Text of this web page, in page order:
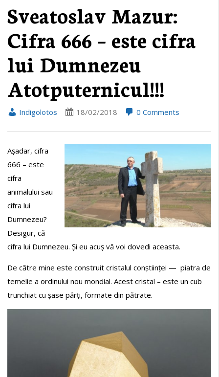
Sveatoslav Mazur:
Cifra 666 – este cifra
lui Dumnezeu
Atotputernicul!!!
Indigolotos 18/02/2018 0 Comments
Așadar, cifra
666 – este
cifra
animalului sau
cifra lui
Dumnezeu?
Desigur, că
cifra lui Dumnezeu. Și eu acuș vă voi dovedi aceasta.
De către mine este construit cristalul conștiinței — piatra de
temelie a ordinului nou mondial. Acest cristal – este un cub
trunchiat cu șase părți, formate din pătrate.